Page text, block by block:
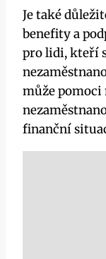
Je také
benefity a
pro lidi, kteří
může
finanční